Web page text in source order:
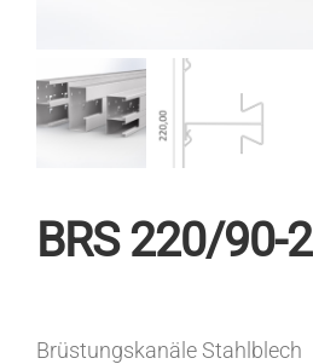
BRS 220/90-2
Brüstungskanäle Stahlblech